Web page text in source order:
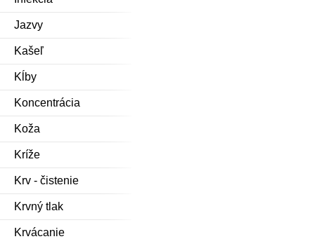
Jazvy
Kašeľ
Kĺby
Koncentrácia
Koža
Kríže
Krv - čistenie
Krvný tlak
Krvácanie